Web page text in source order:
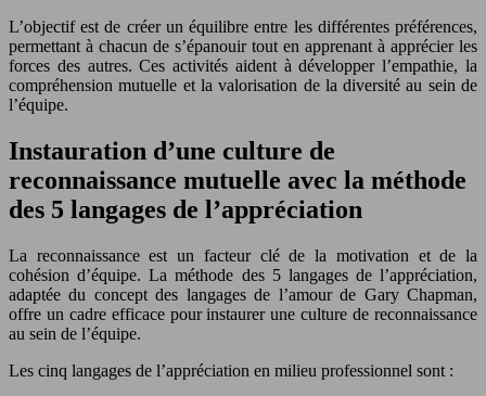
L’objectif est de créer un équilibre entre les différentes préférences,
permettant à chacun de s’épanouir tout en apprenant à apprécier les
forces des autres. Ces activités aident à développer l’empathie, la
compréhension mutuelle et la valorisation de la diversité au sein de
l’équipe.
Instauration d’une culture de
reconnaissance mutuelle avec la méthode
des 5 langages de l’appréciation
La reconnaissance est un facteur clé de la motivation et de la
cohésion d’équipe. La méthode des 5 langages de l’appréciation,
adaptée du concept des langages de l’amour de Gary Chapman,
offre un cadre efficace pour instaurer une culture de reconnaissance
au sein de l’équipe.
Les cinq langages de l’appréciation en milieu professionnel sont :